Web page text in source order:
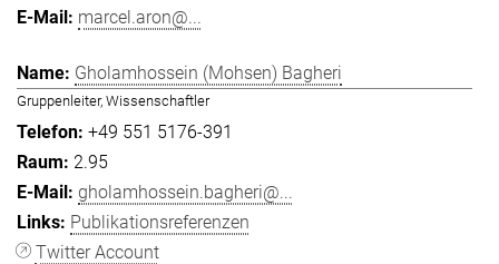
marcel.aron@...
Gholamhossein (Mohsen) Bagheri
Gruppenleiter, Wissenschaftler
+49 551 5176-391
2.95
gholamhossein.bagheri@...
Publikationsreferenzen
Twitter Account